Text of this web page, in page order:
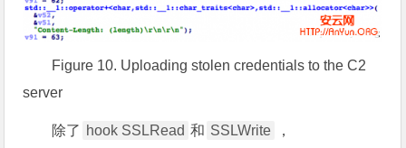
Figure 10. Uploading stolen credentials to the C2
server
除了 hook SSLRead 和 SSLWrite
，